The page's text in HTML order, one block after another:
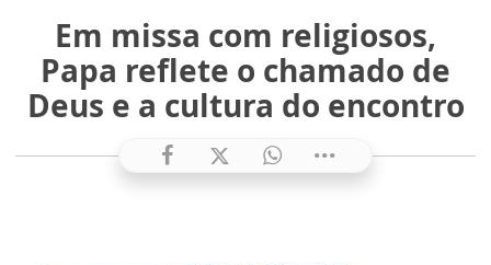
Em missa com religiosos,
Papa reflete o chamado de
Deus e a cultura do encontro